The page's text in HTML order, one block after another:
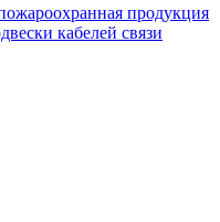
продукция
кабелей связи